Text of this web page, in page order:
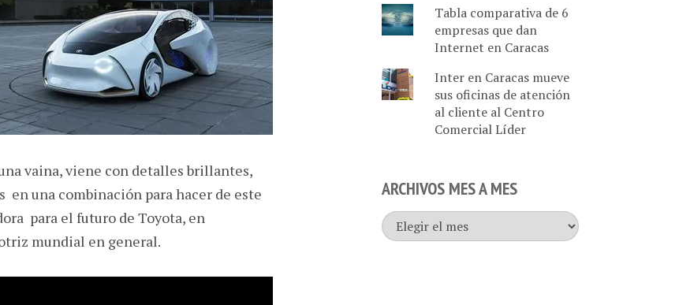
vaina, viene con detalles brillantes,
en una combinación para hacer de este
para el futuro de Toyota, en
mundial en general.
Tabla comparativa de 6
empresas que dan
Internet en Caracas
Inter en Caracas mueve
sus oficinas de atención
al cliente al Centro
Comercial Líder
ARCHIVOS MES A MES
Archivos
mes